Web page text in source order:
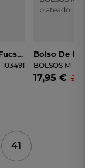
Bolso De Fiesta Fucsia DIVANCCI Dam34808
103491 BOLSOS M
17,95 €
41